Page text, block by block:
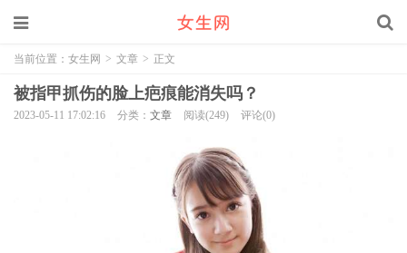
当前位置： 女生网 > 文章 > 正文
被指甲抓伤的脸上疤痕能消失吗？
2023-05-11 17:02:16 分类： 文章 阅读(249) 评论(0)